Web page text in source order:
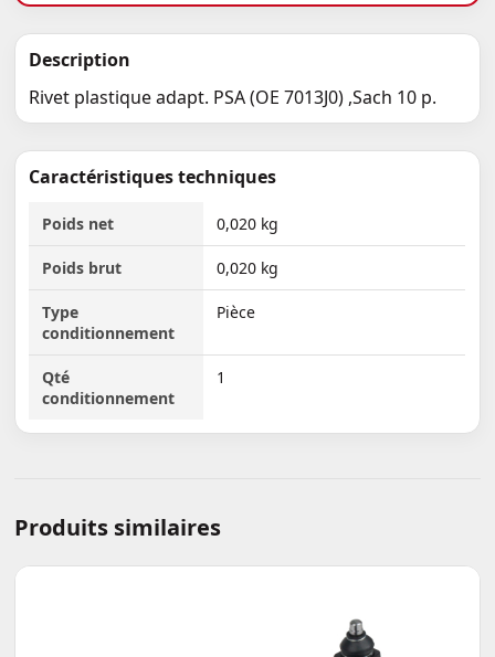
Description
Rivet plastique adapt. PSA (OE 7013J0) ,Sach 10 p.
Caractéristiques techniques
Poids net 0,020 kg
Poids brut 0,020 kg
Type
conditionnement
Pièce
Qté
conditionnement
1
Produits similaires